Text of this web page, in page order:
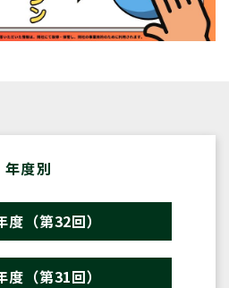
年度別
度（第32回）
度（第31回）